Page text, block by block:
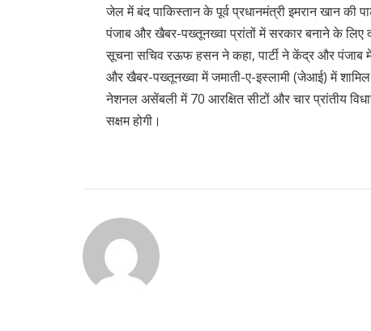
जेल में बंद पाकिस्तान के पूर्व प्रधानमंत्री इमरान खान की
पंजाब और खैबर-पख्तूनख्वा प्रांतों में सरकार बनाने के लिए
सूचना सचिव रऊफ हसन ने कहा, पार्टी ने केंद्र और पंजाब
और खैबर-पख्तूनख्वा में जमाती-ए-इस्लामी (जेआई) में शामिल
नेशनल असेंबली में 70 आरक्षित सीटों और चार प्रांतीय
सक्षम होगी।